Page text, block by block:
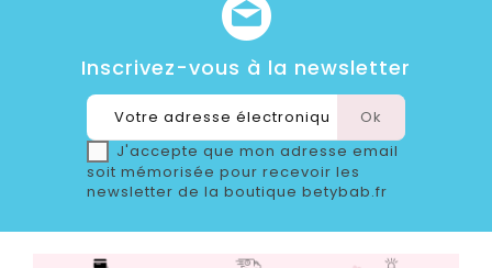
Inscrivez-vous à la newsletter
J'accepte que mon adresse email
soit mémorisée pour recevoir les
newsletter de la boutique betybab.fr